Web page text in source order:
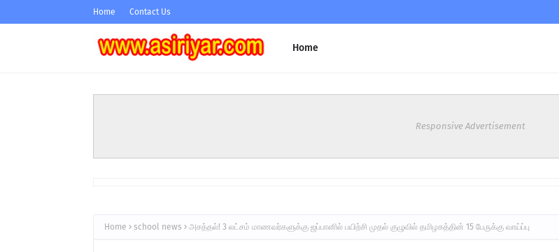
Home Contact Us
Home
Responsive Advertisement
Home school news அசத்தல்! 3 லட்சம் மாணவர்களுக்கு ஜப்பானில் பயிற்சி முதல் குழுவில் தமிழகத்தின் 15 பேருக்கு வாய்ப்பு